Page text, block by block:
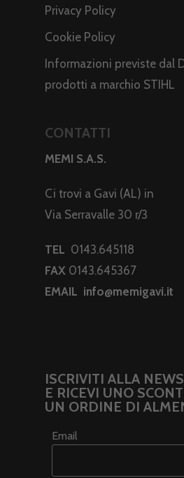
Privacy Policy
Cookie Policy
Informazioni previste dal
prodotti a marchio STIHL
CONTATTI
MEMI S.A.S.
Ci trovi a Gavi (AL) in
Via Serravalle 30 r/3
TEL 0143.645118
FAX 0143.645367
EMAIL info@memigavi.it
ISCRIVITI ALLA
E RICEVI UNO
UN ORDINE DI
Email